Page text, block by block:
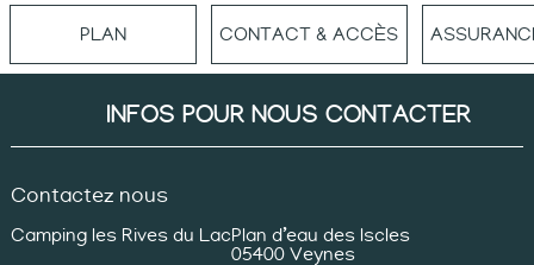
PLAN CONTACT & ACCÈS
INFOS POUR NOUS CONTACTER
Contactez nous
Camping les Rives du LacPlan d’eau des Iscles
05400 Veynes